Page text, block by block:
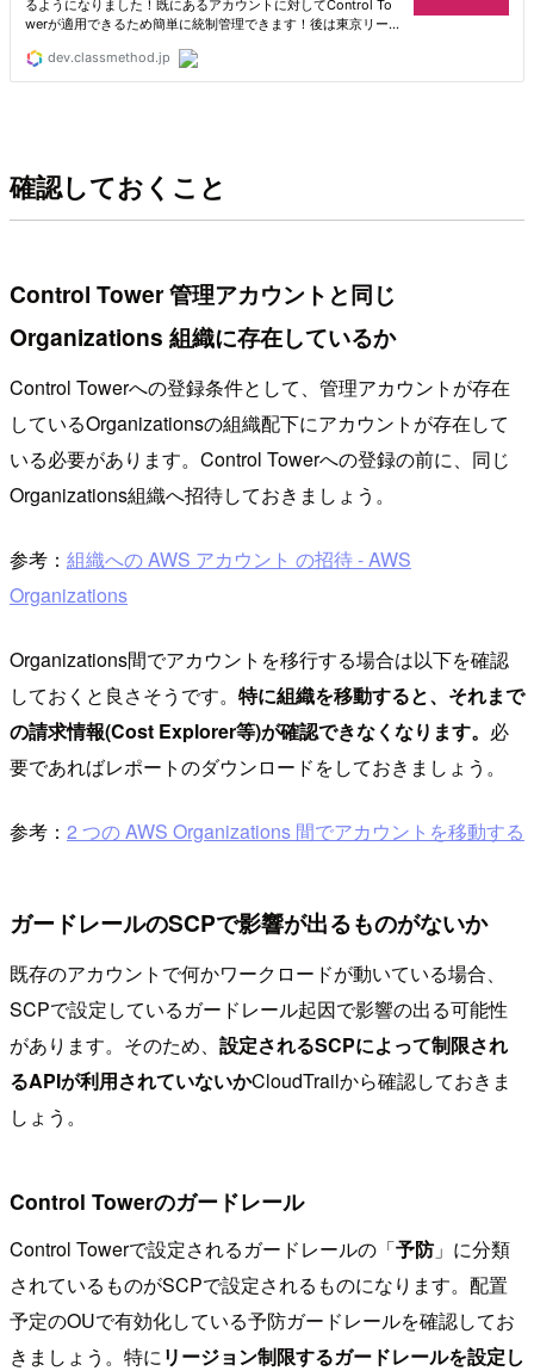
確認しておくこと
Control Tower 管理アカウントと同じ
Organizations 組織に存在しているか
Control Towerへの登録条件として、管理アカウントが存在
しているOrganizationsの組織配下にアカウントが存在して
いる必要があります。Control Towerへの登録の前に、同じ
Organizations組織へ招待しておきましょう。
参考： 組織への AWS アカウント の招待 - AWS
Organizations
Organizations間でアカウントを移行する場合は以下を確認
しておくと良さそうです。 特に組織を移動すると、それまで
の請求情報(Cost Explorer等)が確認できなくなります。 必
要であればレポートのダウンロードをしておきましょう。
参考： 2 つの AWS Organizations 間でアカウントを移動する
ガードレールのSCPで影響が出るものがないか
既存のアカウントで何かワークロードが動いている場合、
SCPで設定しているガードレール起因で影響の出る可能性
があります。そのため、 設定されるSCPによって制限され
るAPIが利用されていないかCloudTrailから確認しておきま
しょう。
Control Towerのガードレール
Control Towerで設定されるガードレールの「予防」に分類
されているものがSCPで設定されるものになります。配置
予定のOUで有効化している予防ガードレールを確認してお
きましょう。特にリージョン制限するガードレールを設定し